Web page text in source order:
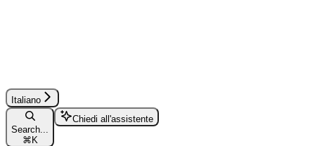
Italiano
Search...
⌘ K
Chiedi all'assistente